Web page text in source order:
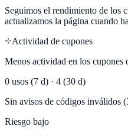
Seguimos el rendimiento de los
actualizamos la página cuando
Actividad de cupones
Menos actividad en los cupones
0 usos (7 d) · 4 (30 d)
Sin avisos de códigos inválidos
Riesgo bajo